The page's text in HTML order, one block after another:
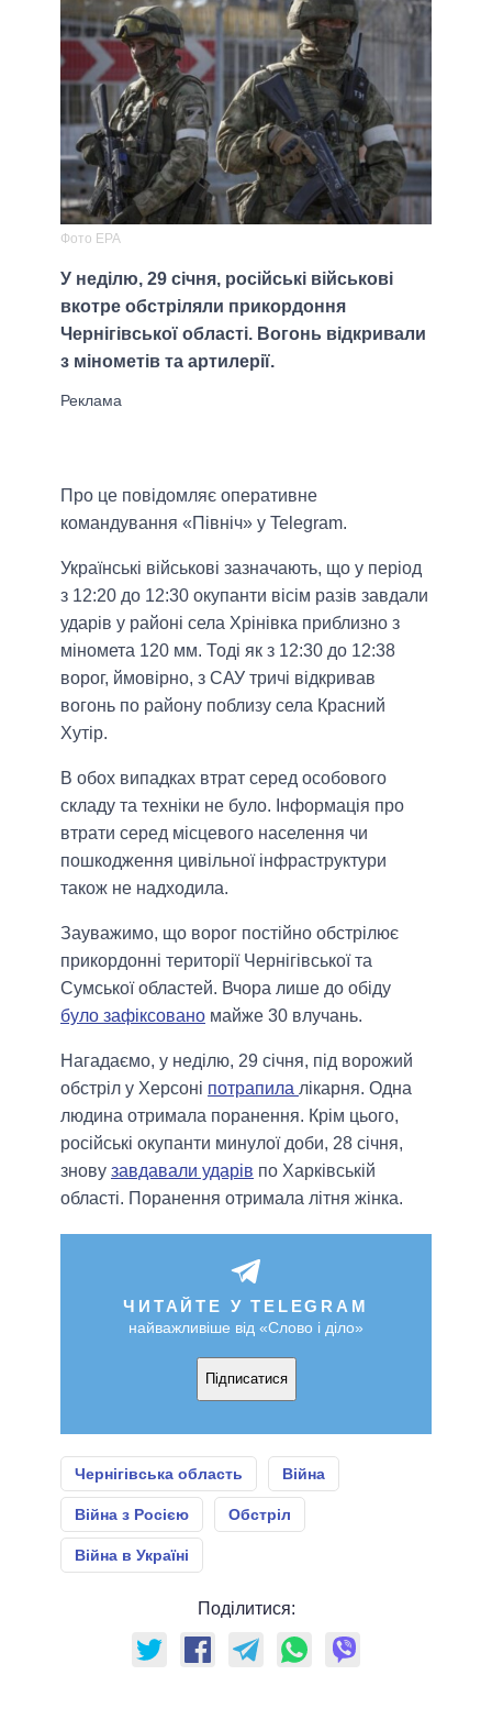
Фото EPA
У неділю, 29 січня, російські військові
вкотре обстріляли прикордоння
Чернігівської області. Вогонь відкривали
з мінометів та артилерії.
Про це повідомляє оперативне
командування «Північ» у Telegram.
Українські військові зазначають, що у період
з 12:20 до 12:30 окупанти вісім разів завдали
ударів у районі села Хрінівка приблизно з
міномета 120 мм. Тоді як з 12:30 до 12:38
ворог, ймовірно, з САУ тричі відкривав
вогонь по району поблизу села Красний
Хутір.
В обох випадках втрат серед особового
складу та техніки не було. Інформація про
втрати серед місцевого населення чи
пошкодження цивільної інфраструктури
також не надходила.
Зауважимо, що ворог постійно обстрілює
прикордонні території Чернігівської та
Сумської областей. Вчора лише до обіду
було зафіксовано майже 30 влучань.
Нагадаємо, у неділю, 29 січня, під ворожий
обстріл у Херсоні потрапила лікарня. Одна
людина отримала поранення. Крім цього,
російські окупанти минулої доби, 28 січня,
знову завдавали ударів по Харківській
області. Поранення отримала літня жінка.
ЧИТАЙТЕ У TELEGRAM
найважливіше від «Слово і діло»
Підписатися
Чернігівська область Війна
Війна з Росією Обстріл
Війна в Україні
Поділитися: